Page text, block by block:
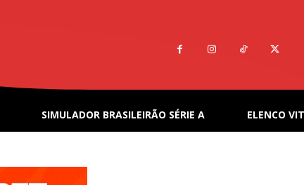
SIMULADOR BRASILEIRÃO SÉRIE A ELENCO